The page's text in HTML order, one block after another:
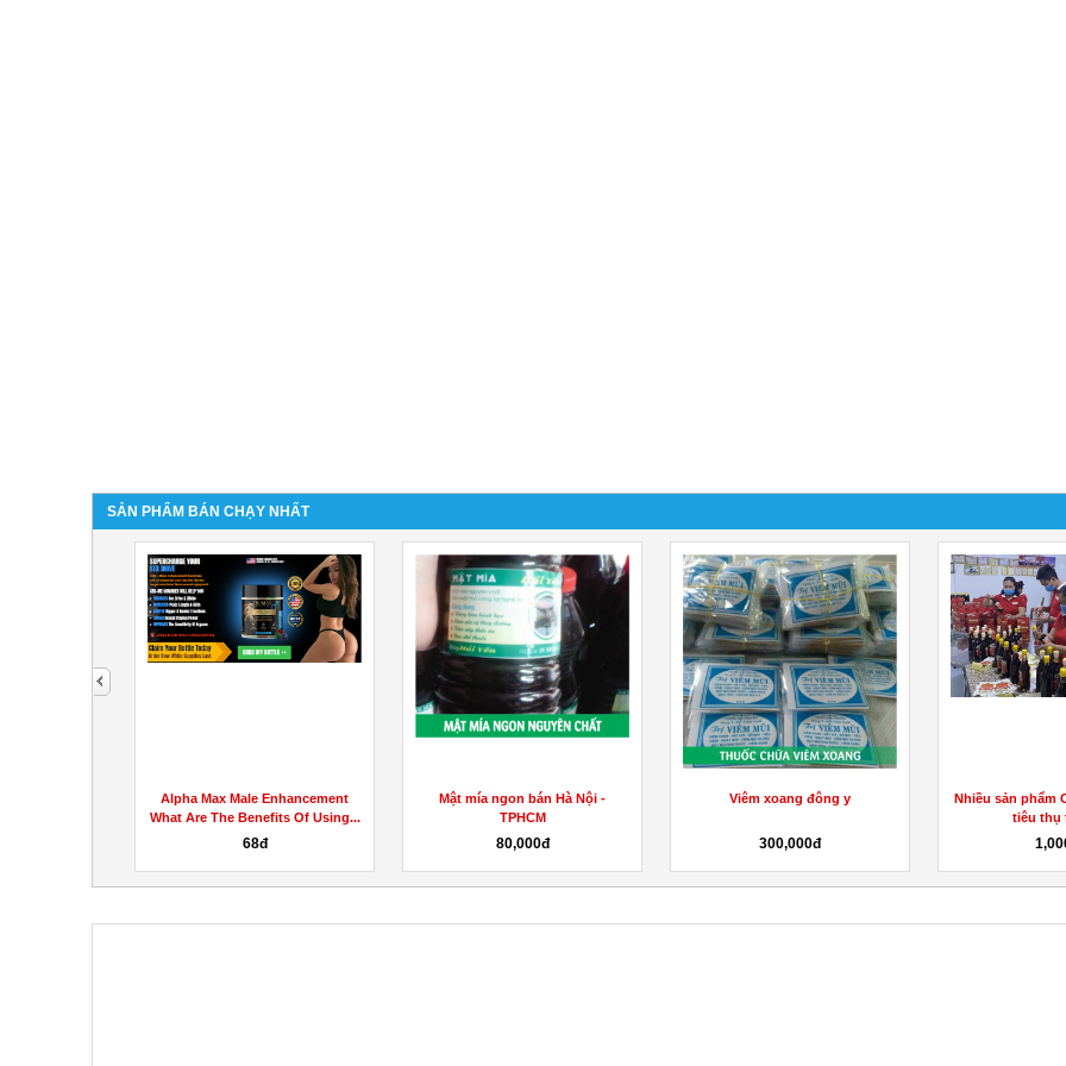
SẢN PHẨM BÁN CHẠY NHẤT
Alpha Max Male Enhancement
What Are The Benefits Of Using...
68đ
Mật mía ngon bán Hà Nội -
TPHCM
80,000đ
Viêm xoang đông y
300,000đ
Nhiều sản phẩm
tiêu thụ